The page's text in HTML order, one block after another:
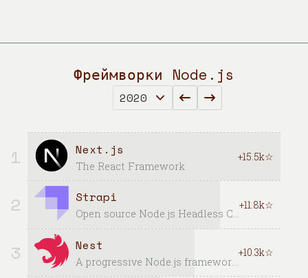
Фреймворки Node.js
1 Next.js
The React Framework
+15.5k☆
2 Strapi
Open source Node.js Headless CMS to easily build customisable APIs
+11.8k☆
3 Nest
A progressive Node.js framework for building efficient, scalable, and enterprise-grade server-side applications on top of TypeScript & JavaScript (ES6, ES7, ES8)
+10.3k☆